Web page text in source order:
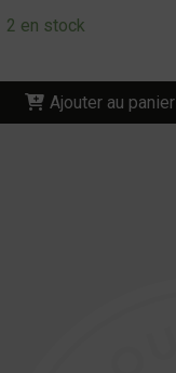
2 en stock
Ajouter au panier